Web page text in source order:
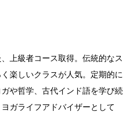
上級者コース取得。伝統的なス
楽しいクラスが人気。定期的に
や哲学、古代インド語を学び続
ガライフアドバイザーとして